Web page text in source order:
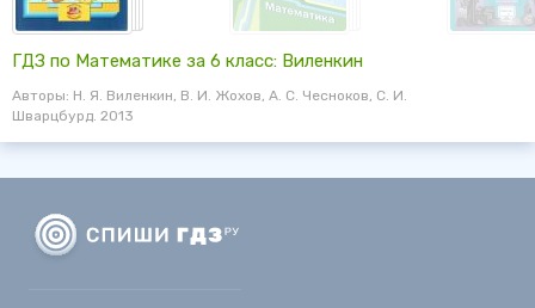
ГДЗ по Математике за 6 класс: Виленкин
Авторы: Н. Я. Виленкин, В. И. Жохов, А. С. Чесноков, С. И.
Шварцбурд. 2013